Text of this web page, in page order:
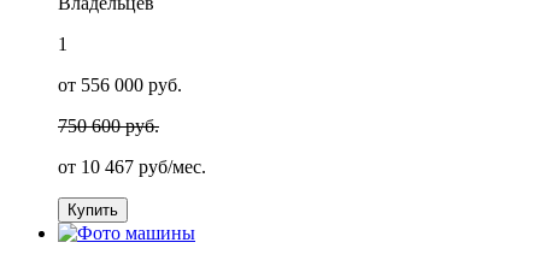
1
от 556 000 руб.
750 600 руб.
от 10 467 руб/мес.
Купить